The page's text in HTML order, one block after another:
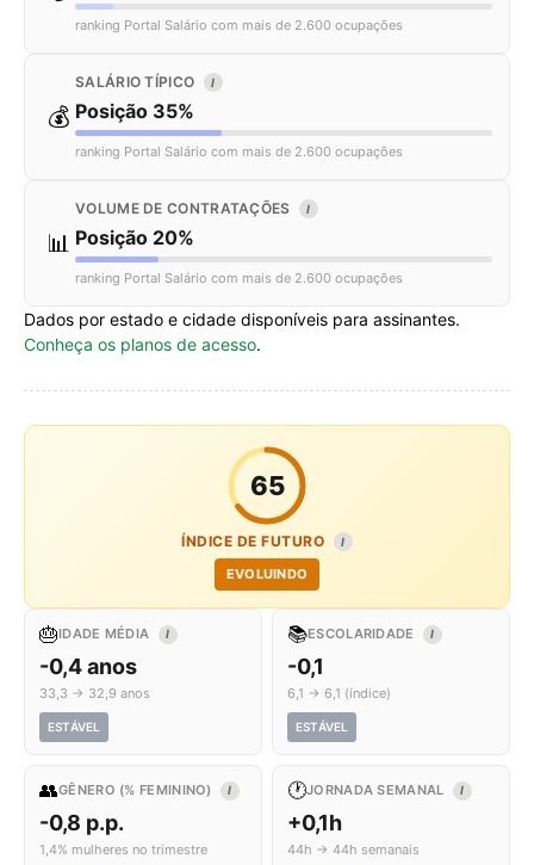
ranking Portal Salário com mais de 2.600 ocupações
💰
SALÁRIO TÍPICO I
Posição 35%
ranking Portal Salário com mais de 2.600 ocupações
📊
VOLUME DE CONTRATAÇÕES I
Posição 20%
ranking Portal Salário com mais de 2.600 ocupações
Dados por estado e cidade disponíveis para assinantes.
Conheça os planos de acesso.
65
ÍNDICE DE FUTURO I
EVOLUINDO
🎂IDADE MÉDIA I
-0,4 anos
33,3 → 32,9 anos
ESTÁVEL
📚ESCOLARIDADE I
-0,1
6,1 → 6,1 (índice)
ESTÁVEL
👥GÊNERO (% FEMININO) I
-0,8 p.p.
1,4% mulheres no trimestre
🕐JORNADA SEMANAL I
+0,1h
44h → 44h semanais